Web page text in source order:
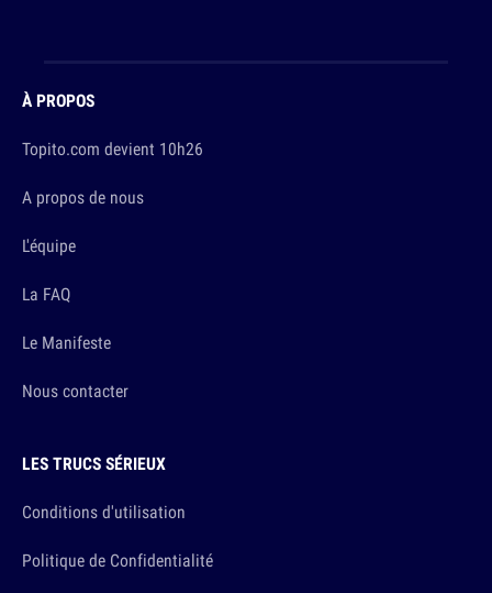
À PROPOS
Topito.com devient 10h26
A propos de nous
L'équipe
La FAQ
Le Manifeste
Nous contacter
LES TRUCS SÉRIEUX
Conditions d'utilisation
Politique de Confidentialité